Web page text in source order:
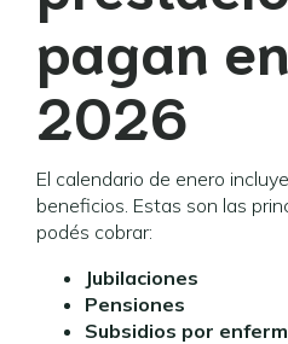
pagan
2026
El calendario de enero
beneficios. Estas son las
podés cobrar:
Jubilaciones
Pensiones
Subsidios por